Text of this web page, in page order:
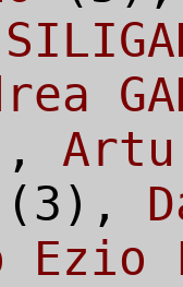
(3),
Ezio